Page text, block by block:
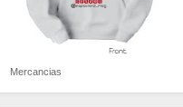
Mercancias